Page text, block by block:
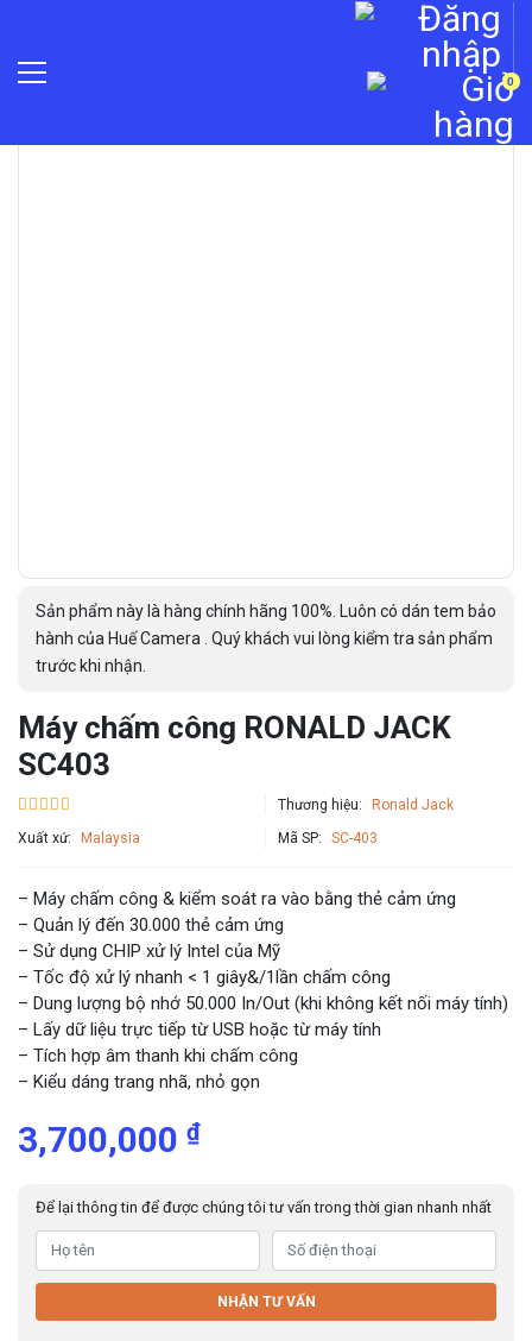
0
Sản phẩm này là hàng chính hãng 100%. Luôn có dán tem bảo
hành của Huế Camera . Quý khách vui lòng kiểm tra sản phẩm
trước khi nhận.
Máy chấm công RONALD JACK
SC403
Thương hiệu: Ronald Jack
Xuất xứ: Malaysia Mã SP: SC-403
– Máy chấm công & kiểm soát ra vào bằng thẻ cảm ứng
– Quản lý đến 30.000 thẻ cảm ứng
– Sử dụng CHIP xử lý Intel của Mỹ
– Tốc độ xử lý nhanh < 1 giây&/1lần chấm công
– Dung lượng bộ nhớ 50.000 In/Out (khi không kết nối máy tính)
– Lấy dữ liệu trực tiếp từ USB hoặc từ máy tính
– Tích hợp âm thanh khi chấm công
– Kiểu dáng trang nhã, nhỏ gọn
3,700,000 ₫
Để lại thông tin để được chúng tôi tư vấn trong thời gian nhanh nhất
NHẬN TƯ VẤN